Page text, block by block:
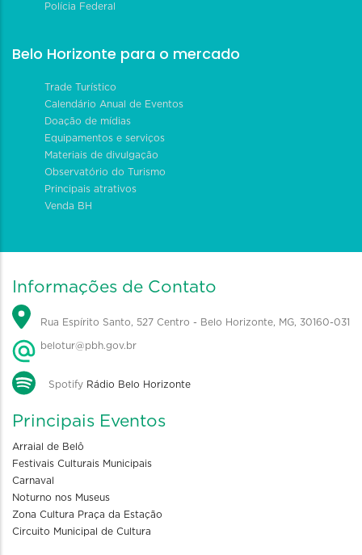
Polícia Federal
Belo Horizonte para o mercado
Trade Turístico
Calendário Anual de Eventos
Doação de mídias
Equipamentos e serviços
Materiais de divulgação
Observatório do Turismo
Principais atrativos
Venda BH
Informações de Contato
Rua Espírito Santo, 527 Centro - Belo Horizonte, MG, 30160-031
belotur@pbh.gov.br
Spotify Rádio Belo Horizonte
Principais Eventos
Arraial de Belô
Festivais Culturais Municipais
Carnaval
Noturno nos Museus
Zona Cultura Praça da Estação
Circuito Municipal de Cultura